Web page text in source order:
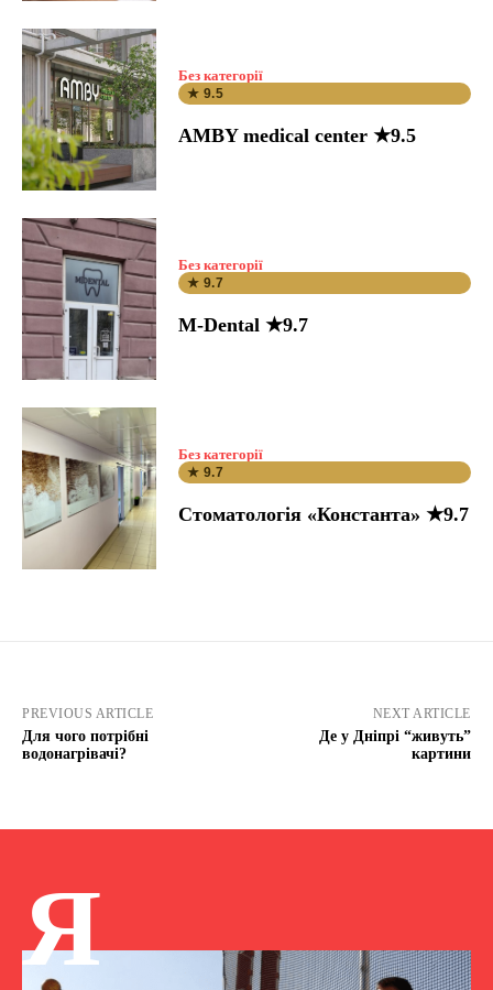
Без категорії
★ 9.5
AMBY medical center ★9.5
Без категорії
★ 9.7
M-Dental ★9.7
Без категорії
★ 9.7
Стоматологія «Константа» ★9.7
PREVIOUS ARTICLE
Для чого потрібні
водонагрівачі?
NEXT ARTICLE
Де у Дніпрі “живуть”
картини
Я